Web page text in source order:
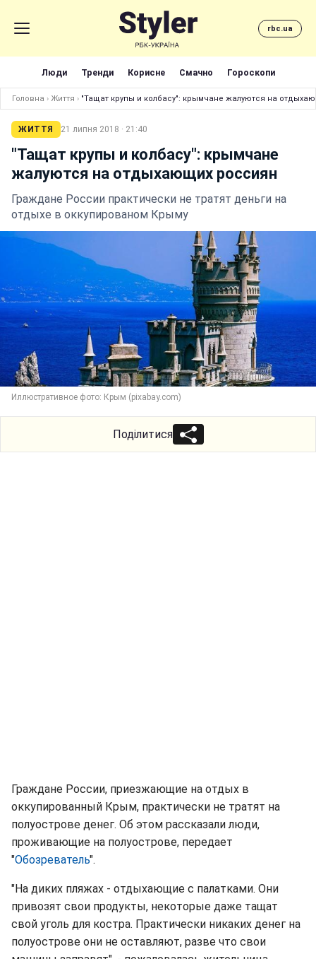
rbc.ua
Люди Тренди Корисне Смачно Гороскопи
Головна › Життя › "Тащат крупы и колбасу": крымчане жалуются на
ЖИТТЯ 21 липня 2018 · 21:40
"Тащат крупы и колбасу": крымчане
жалуются на отдыхающих россиян
Граждане России практически не тратят деньги на
отдыхе в оккупированом Крыму
Иллюстративное фото: Крым (pixabay.com)
Поділитися
Граждане России, приезжающие на отдых в
оккупированный Крым, практически не тратят на
полуострове денег. Об этом рассказали люди,
проживающие на полуострове, передает
"Обозреватель".
"На диких пляжах - отдыхающие с палатками. Они
привозят свои продукты, некоторые даже тащат
свой уголь для костра. Практически никаких денег на
полуострове они не оставляют, разве что свои